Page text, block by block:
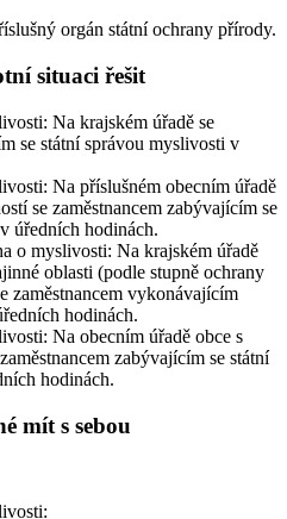
orgán státní ochrany přírody.
situaci řešit
Na krajském úřadě se
se státní správou myslivosti v
Na příslušném obecním úřadě
se zaměstnancem zabývajícím se
úředních hodinách.
o myslivosti: Na krajském úřadě
oblasti (podle stupně ochrany
zaměstnancem vykonávajícím
hodinách.
Na obecním úřadě obce s
zabývajícím se státní
hodinách.
mít s sebou